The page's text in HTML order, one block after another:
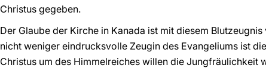
Christus gegeben.
Der Glaube der Kirche in Kanada ist mit diesem
nicht weniger eindrucksvolle Zeugin des Evangeliums ist
Christus um des Himmelreiches willen die Jungfräulichkeit